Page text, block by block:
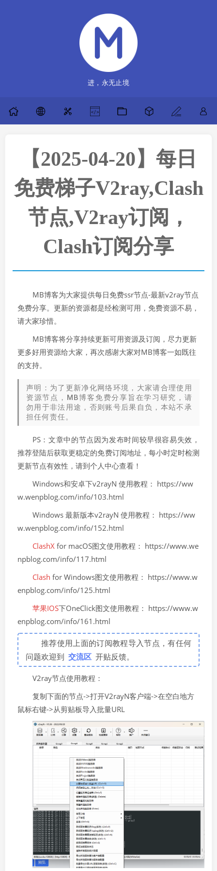
进，永无止境
【2025-04-20】每日
免费梯子V2ray,Clash
节点,V2ray订阅，
Clash订阅分享
MB博客为大家提供每日免费ssr节点-最新v2ray节点
免费分享。更新的资源都是经检测可用，免费资源不易，
请大家珍惜。
MB博客将分享持续更新可用资源及订阅，尽力更新
更多好用资源给大家，再次感谢大家对MB博客一如既往
的支持。
声明：为了更新净化网络环境，大家请合理使用
资源节点，MB博客免费分享旨在学习研究，请
勿用于非法用途，否则账号后果自负，本站不承
担任何责任。
PS：文章中的节点因为发布时间较早很容易失效，
推荐登陆后获取更稳定的免费订阅地址，每小时定时检测
更新节点有效性，请到个人中心查看！
Windows和安卓下v2rayN 使用教程： https://ww
w.wenpblog.com/info/103.html
Windows 最新版本v2rayN 使用教程： https://ww
w.wenpblog.com/info/152.html
ClashXfor macOS图文使用教程： https://www.we
npblog.com/info/117.html
Clash for Windows图文使用教程： https://www.w
enpblog.com/info/125.html
苹果IOS下OneClick图文使用教程： https://www.w
enpblog.com/info/161.html
推荐使用上面的订阅教程导入节点，有任何
问题欢迎到 交流区 开贴反馈。
V2ray节点使用教程：
复制下面的节点->打开V2rayN客户端->在空白地方
鼠标右键->从剪贴板导入批量URL